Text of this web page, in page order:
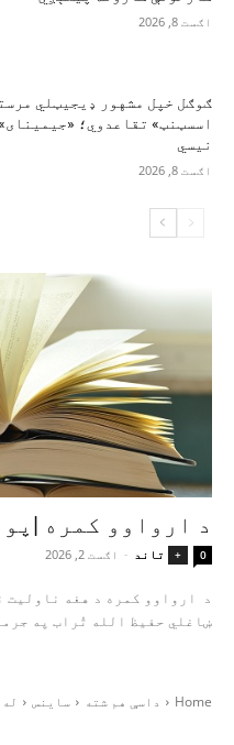
اګست 8, 2026
ګوګل خپل مشهور ډیجیټلي
اسسټنټ» تقاعدوي؛
نیسي
اګست 8, 2026
د ارواوو کمره
+ تاند - اګست 2, 2026 0
د ارواوو کمره د هغه ناولیت
ښاغلي حفیظ الله تُراب په